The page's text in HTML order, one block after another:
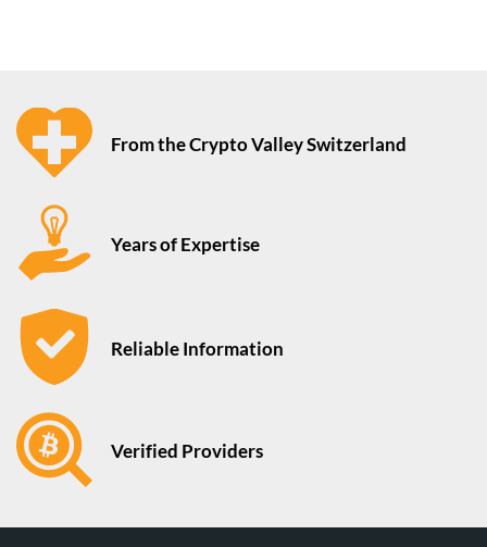
From the Crypto Valley Switzerland
Years of Expertise
Reliable Information
Verified Providers